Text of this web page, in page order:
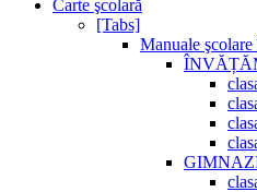
Carte şcolară
[Tabs]
Manuale